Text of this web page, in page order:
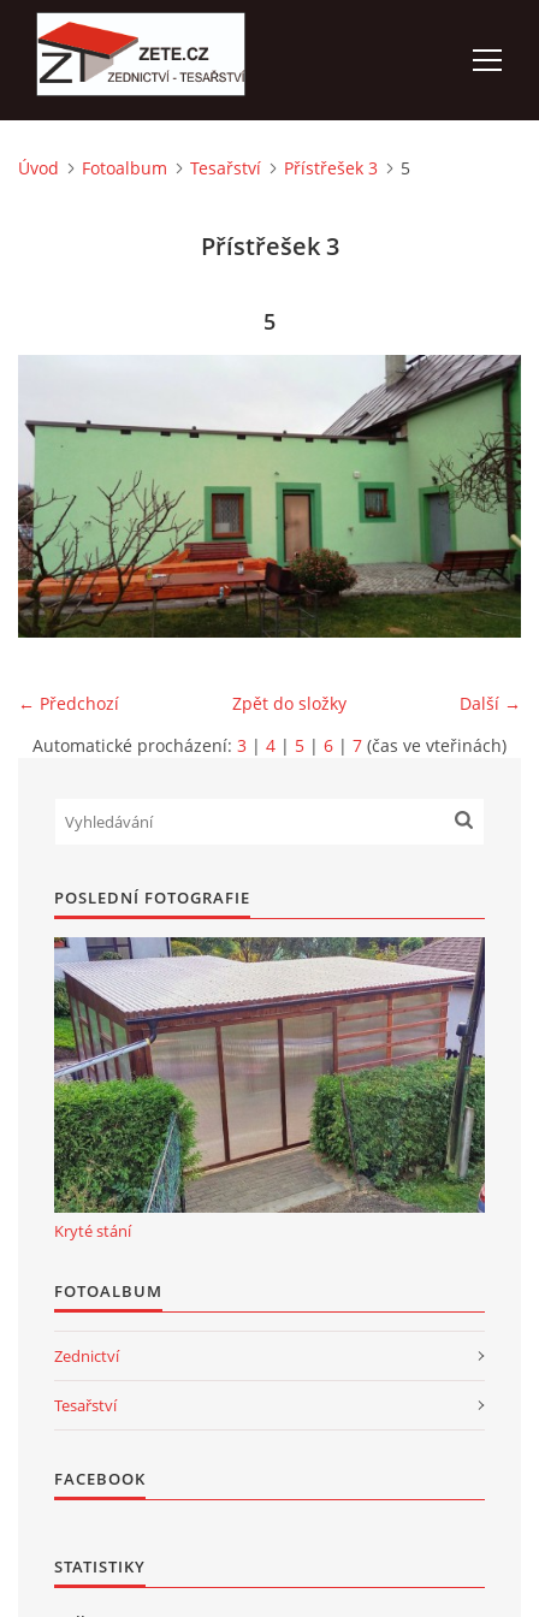
ÚVOD
Marek Petruželka
Studýnka 131
Hronov
+420 731561027
zete@zete.cz
www.zete.cz | Nahoru ↑
Úvod Fotoalbum Tesařství Přístřešek 3 5
Přístřešek 3
5
← Předchozí Další →
Zpět do složky
Automatické procházení: 3 | 4 | 5 | 6 | 7 (čas ve vteřinách)
POSLEDNÍ FOTOGRAFIE
Kryté stání
FOTOALBUM
Zednictví
Tesařství
FACEBOOK
STATISTIKY